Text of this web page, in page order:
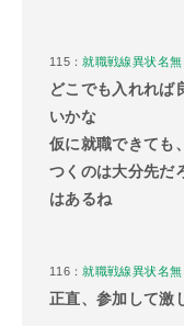
115：就職戦線異状名無
どこでも入れれば
いかな
仮に就職できても
つくのは大分先だ
はあるね
116：就職戦線異状名無
正直、参加して激